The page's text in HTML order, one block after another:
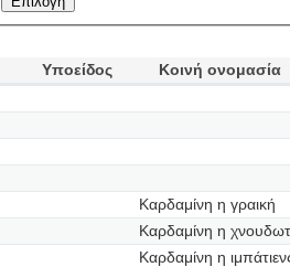
Υποείδος
Κοινή ονομασία
Καρδαμίνη η γραική
Καρδαμίνη η
Καρδαμίνη η